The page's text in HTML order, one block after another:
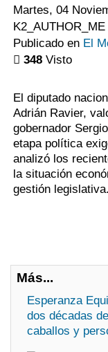
Martes, 04
K2_AUTHOR_ME
Publicado en El
348 Visto
El diputado
Adrián Ravier,
gobernador
etapa política
analizó los
la situación
gestión legislativa.
Más...
Esperanza
dos décadas
caballos y